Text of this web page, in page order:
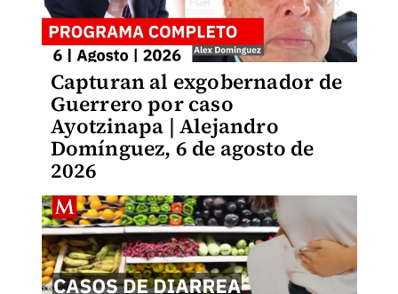
Capturan al exgobernador de
Guerrero por caso
Ayotzinapa | Alejandro
Domínguez, 6 de agosto de
2026